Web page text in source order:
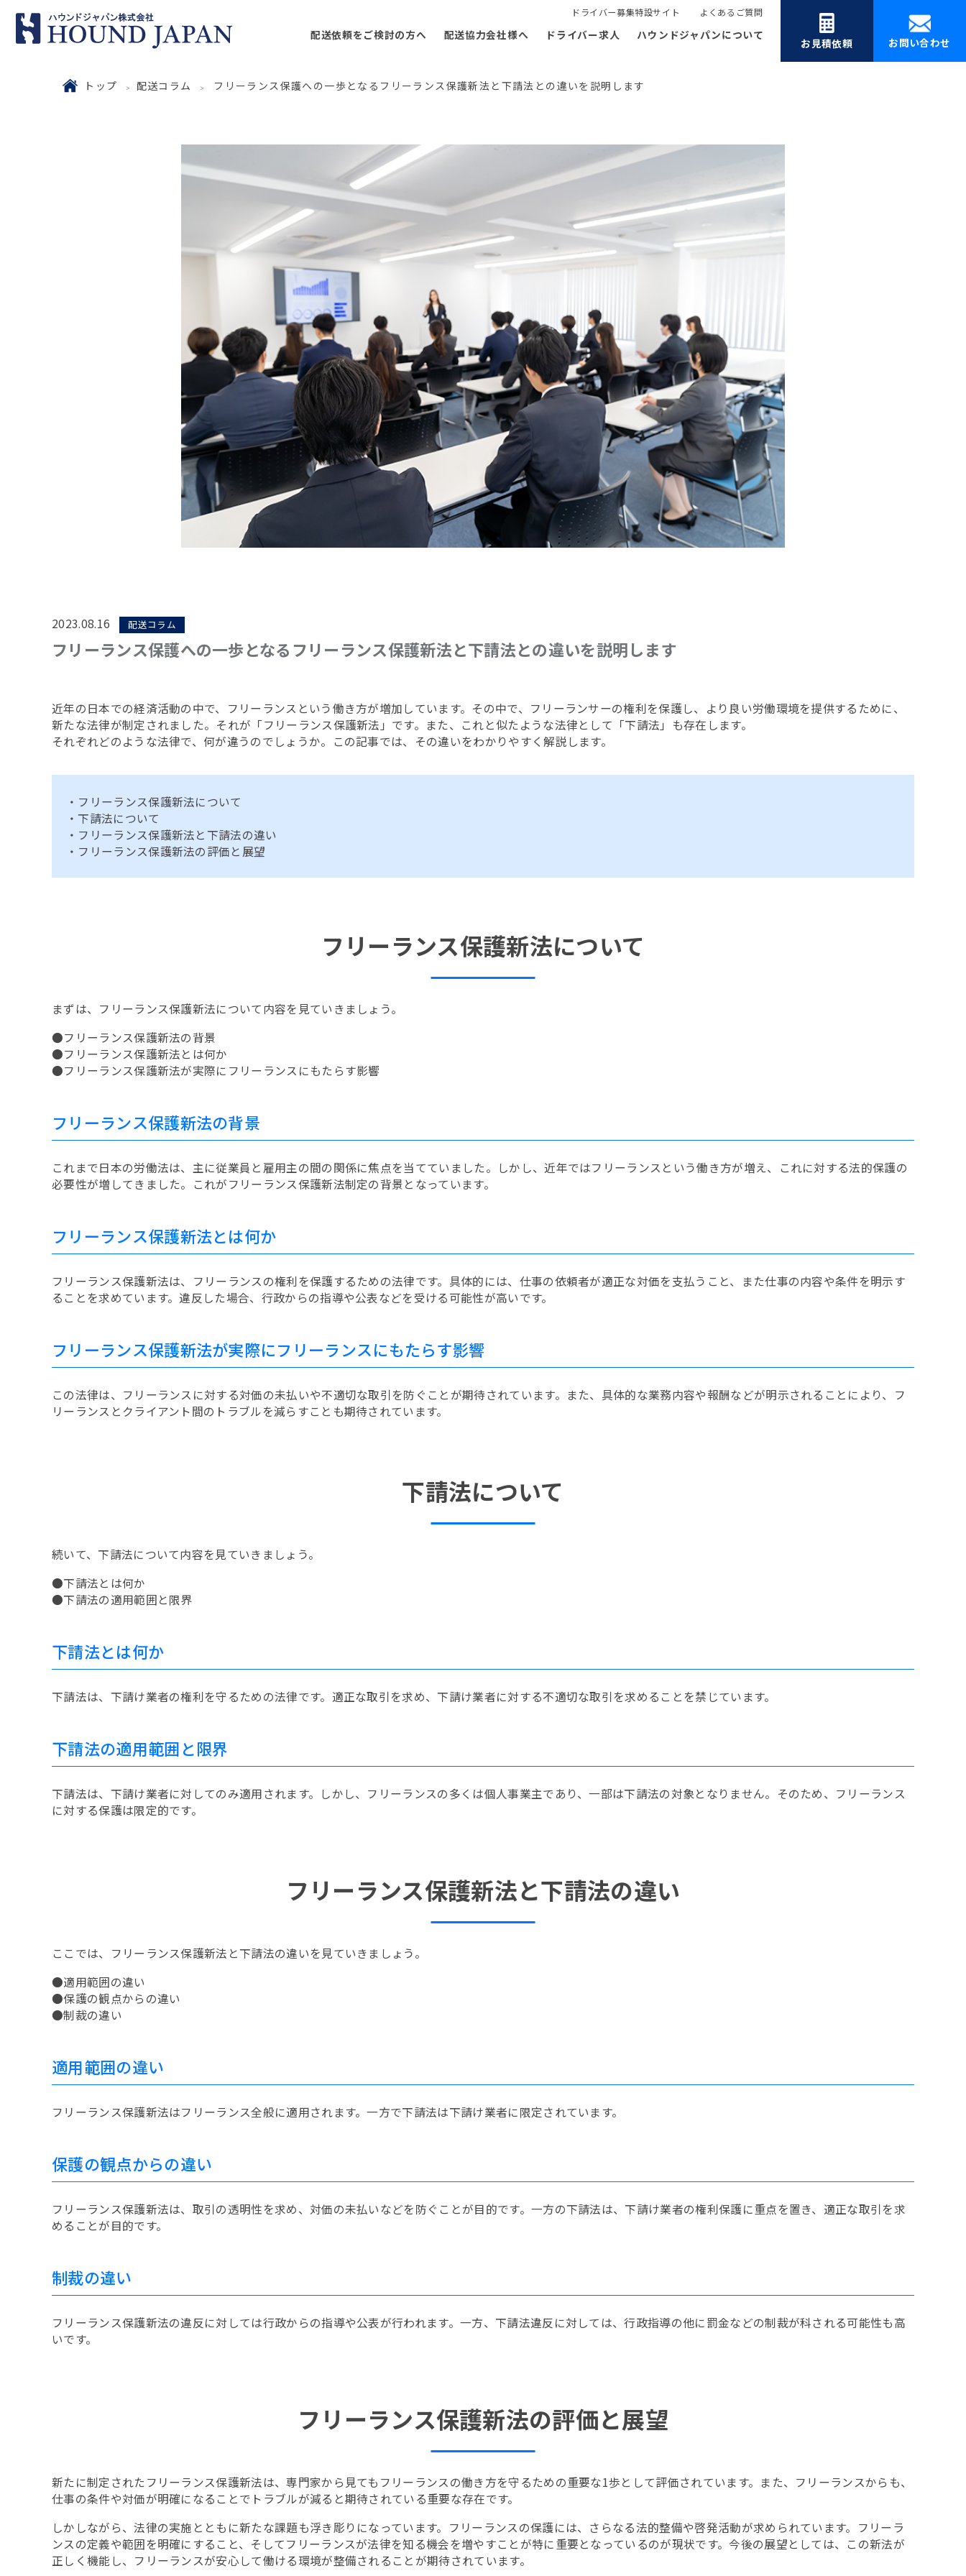
ドライバー募集特設サイト よくあるご質問
配送依頼をご検討の方へ 配送協力会社様へ ドライバー求人 ハウンドジャパンについて
お見積依頼 お問い合わせ
トップ 配送コラム フリーランス保護への一歩となるフリーランス保護新法と下請法との違いを説明します
2023.08.16 配送コラム
フリーランス保護への一歩となるフリーランス保護新法と下請法との違いを説明します
近年の日本での経済活動の中で、フリーランスという働き方が増加しています。その中で、フリーランサーの権利を保護し、より良い労働環境を提供するために、
新たな法律が制定されました。それが「フリーランス保護新法」です。また、これと似たような法律として「下請法」も存在します。
それぞれどのような法律で、何が違うのでしょうか。この記事では、その違いをわかりやすく解説します。
・フリーランス保護新法について
・下請法について
・フリーランス保護新法と下請法の違い
・フリーランス保護新法の評価と展望
フリーランス保護新法について
まずは、フリーランス保護新法について内容を見ていきましょう。
●フリーランス保護新法の背景
●フリーランス保護新法とは何か
●フリーランス保護新法が実際にフリーランスにもたらす影響
フリーランス保護新法の背景
これまで日本の労働法は、主に従業員と雇用主の間の関係に焦点を当てていました。しかし、近年ではフリーランスという働き方が増え、これに対する法的保護の
必要性が増してきました。これがフリーランス保護新法制定の背景となっています。
フリーランス保護新法とは何か
フリーランス保護新法は、フリーランスの権利を保護するための法律です。具体的には、仕事の依頼者が適正な対価を支払うこと、また仕事の内容や条件を明示す
ることを求めています。違反した場合、行政からの指導や公表などを受ける可能性が高いです。
フリーランス保護新法が実際にフリーランスにもたらす影響
この法律は、フリーランスに対する対価の未払いや不適切な取引を防ぐことが期待されています。また、具体的な業務内容や報酬などが明示されることにより、フ
リーランスとクライアント間のトラブルを減らすことも期待されています。
下請法について
続いて、下請法について内容を見ていきましょう。
●下請法とは何か
●下請法の適用範囲と限界
下請法とは何か
下請法は、下請け業者の権利を守るための法律です。適正な取引を求め、下請け業者に対する不適切な取引を求めることを禁じています。
下請法の適用範囲と限界
下請法は、下請け業者に対してのみ適用されます。しかし、フリーランスの多くは個人事業主であり、一部は下請法の対象となりません。そのため、フリーランス
に対する保護は限定的です。
フリーランス保護新法と下請法の違い
ここでは、フリーランス保護新法と下請法の違いを見ていきましょう。
●適用範囲の違い
●保護の観点からの違い
●制裁の違い
適用範囲の違い
フリーランス保護新法はフリーランス全般に適用されます。一方で下請法は下請け業者に限定されています。
保護の観点からの違い
フリーランス保護新法は、取引の透明性を求め、対価の未払いなどを防ぐことが目的です。一方の下請法は、下請け業者の権利保護に重点を置き、適正な取引を求
めることが目的です。
制裁の違い
フリーランス保護新法の違反に対しては行政からの指導や公表が行われます。一方、下請法違反に対しては、行政指導の他に罰金などの制裁が科される可能性も高
いです。
フリーランス保護新法の評価と展望
新たに制定されたフリーランス保護新法は、専門家から見てもフリーランスの働き方を守るための重要な1歩として評価されています。また、フリーランスからも、
仕事の条件や対価が明確になることでトラブルが減ると期待されている重要な存在です。
しかしながら、法律の実施とともに新たな課題も浮き彫りになっています。フリーランスの保護には、さらなる法的整備や啓発活動が求められています。フリーラ
ンスの定義や範囲を明確にすること、そしてフリーランスが法律を知る機会を増やすことが特に重要となっているのが現状です。今後の展望としては、この新法が
正しく機能し、フリーランスが安心して働ける環境が整備されることが期待されています。